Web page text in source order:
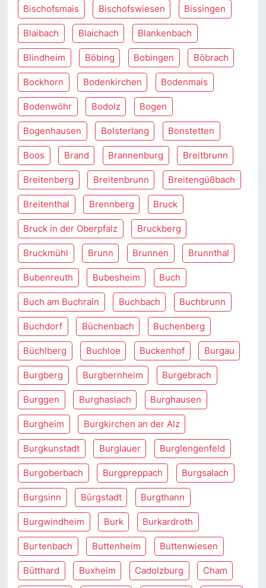
Bischofsmais Bischofswiesen Bissingen
Blaibach Blaichach Blankenbach
Blindheim Böbing Bobingen Böbrach
Bockhorn Bodenkirchen Bodenmais
Bodenwöhr Bodolz Bogen
Bogenhausen Bolsterlang Bonstetten
Boos Brand Brannenburg Breitbrunn
Breitenberg Breitenbrunn Breitengüßbach
Breitenthal Brennberg Bruck
Bruck in der Oberpfalz Bruckberg
Bruckmühl Brunn Brunnen Brunnthal
Bubenreuth Bubesheim Buch
Buch am Buchrain Buchbach Buchbrunn
Buchdorf Büchenbach Buchenberg
Büchlberg Buchloe Buckenhof Burgau
Burgberg Burgbernheim Burgebrach
Burggen Burghaslach Burghausen
Burgheim Burgkirchen an der Alz
Burgkunstadt Burglauer Burglengenfeld
Burgoberbach Burgpreppach Burgsalach
Burgsinn Bürgstadt Burgthann
Burgwindheim Burk Burkardroth
Burtenbach Buttenheim Buttenwiesen
Bütthard Buxheim Cadolzburg Cham